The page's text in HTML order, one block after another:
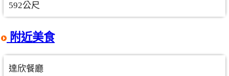
592公尺
附近美食
達欣餐廳